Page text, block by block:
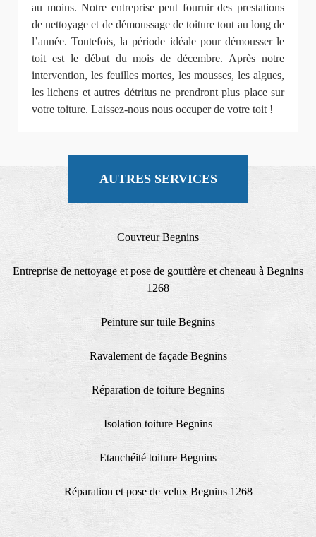
au moins. Notre entreprise peut fournir des prestations
de nettoyage et de démoussage de toiture tout au long de
l’année. Toutefois, la période idéale pour démousser le
toit est le début du mois de décembre. Après notre
intervention, les feuilles mortes, les mousses, les algues,
les lichens et autres détritus ne prendront plus place sur
votre toiture. Laissez-nous nous occuper de votre toit !
AUTRES SERVICES
Couvreur Begnins
Entreprise de nettoyage et pose de gouttière et cheneau à Begnins
1268
Peinture sur tuile Begnins
Ravalement de façade Begnins
Réparation de toiture Begnins
Isolation toiture Begnins
Etanchéité toiture Begnins
Réparation et pose de velux Begnins 1268